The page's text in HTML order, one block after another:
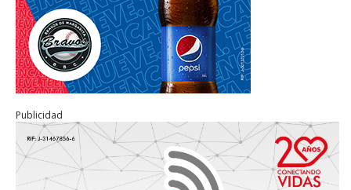
Publicidad